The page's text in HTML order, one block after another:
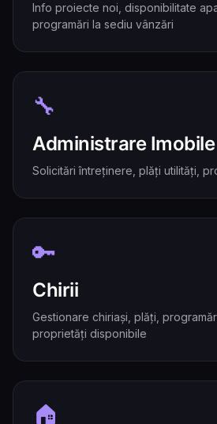
Info proiecte noi, disponibilitate
programări la sediu vânzări
🔧
Administrare Imobile
Solicitări întreținere, plăți utilități,
🔑
Chirii
Gestionare chiriași, plăți,
proprietăți disponibile
🏠